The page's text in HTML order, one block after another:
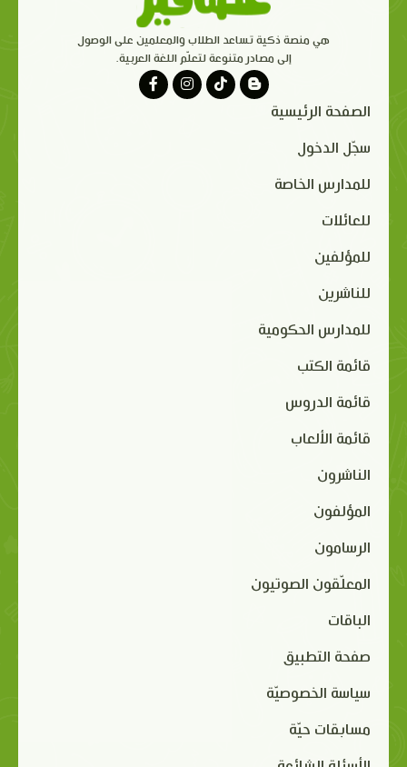
هي منصة ذكية تساعد الطلاب والمعلمين على الوصول
إلى مصادر متنوعة لتعلّم اللغة العربية.
الصفحة الرئيسية
سجّل الدخول
للمدارس الخاصة
للعائلات
للمؤلفين
للناشرين
للمدارس الحكومية
قائمة الكتب
قائمة الدروس
قائمة الألعاب
الناشرون
المؤلفون
الرسامون
المعلّقون الصوتيون
الباقات
صفحة التطبيق
سياسة الخصوصيّة
مسابقات حيّة